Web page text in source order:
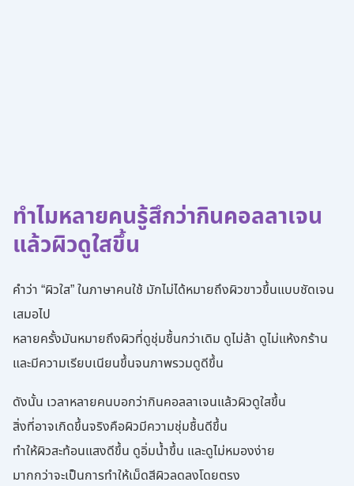
ทำไมหลายคนรู้สึกว่ากินคอลลาเจน
แล้วผิวดูใสขึ้น
คำว่า “ผิวใส” ในภาษาคนใช้ มักไม่ได้หมายถึงผิวขาวขึ้นแบบชัดเจน
เสมอไป
หลายครั้งมันหมายถึงผิวที่ดูชุ่มชื้นกว่าเดิม ดูไม่ล้า ดูไม่แห้งกร้าน
และมีความเรียบเนียนขึ้นจนภาพรวมดูดีขึ้น
ดังนั้น เวลาหลายคนบอกว่ากินคอลลาเจนแล้วผิวดูใสขึ้น
สิ่งที่อาจเกิดขึ้นจริงคือผิวมีความชุ่มชื้นดีขึ้น
ทำให้ผิวสะท้อนแสงดีขึ้น ดูอิ่มน้ำขึ้น และดูไม่หมองง่าย
มากกว่าจะเป็นการทำให้เม็ดสีผิวลดลงโดยตรง